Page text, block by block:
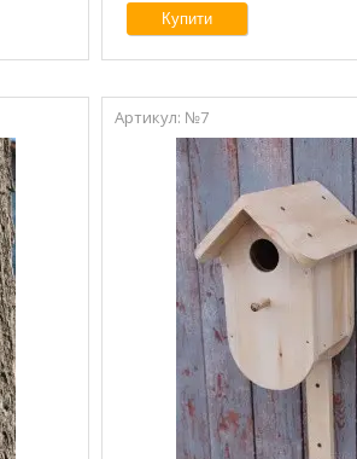
Купити
№7